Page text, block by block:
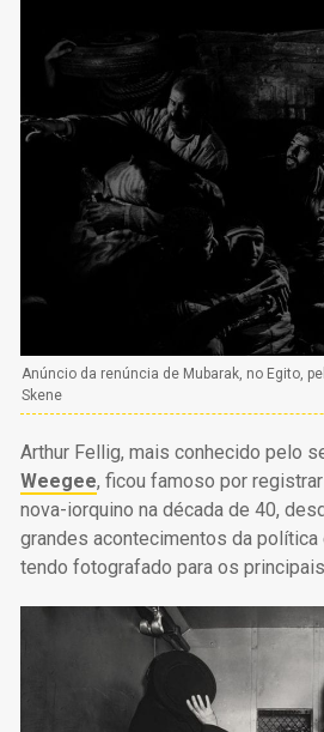
Anúncio da renúncia de Mubarak, no Egito,
Skene
Arthur Fellig, mais conhecido pelo
Weegee, ficou famoso por
nova-iorquino na década de 40,
grandes acontecimentos da política
tendo fotografado para os